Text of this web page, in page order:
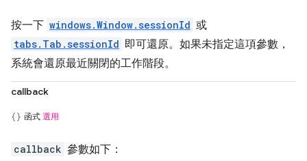
按一下 windows.Window.sessionId 或
tabs.Tab.sessionId 即可還原。如果未指定這項參數，
系統會還原最近關閉的工作階段。
callback
函式 選用
callback 參數如下：